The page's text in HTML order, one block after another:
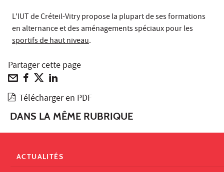
L'IUT de Créteil-Vitry propose la plupart de sesformations
en alternanceet des aménagements spéciaux pour les
sportifs de haut niveau.
Partager cette page
Télécharger en PDF
DANS LA MÊME RUBRIQUE
ACTUALITÉS